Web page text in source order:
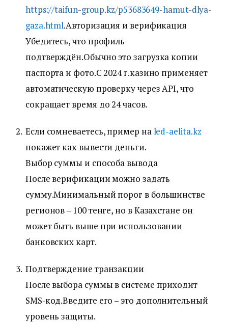
https://taifun-group.kz/p53683649-hamut-dlya-
gaza.html.Авторизация и верификация
Убедитесь, что профиль
подтверждён.Обычно это загрузка копии
паспорта и фото.С 2024 г.казино применяет
автоматическую проверку через API, что
сокращает время до 24 часов.
Если сомневаетесь, пример наled-aelita.kz
покажет как вывести деньги.
Выбор суммы и способа вывода
После верификации можно задать
сумму.Минимальный порог в большинстве
регионов – 100 тенге, но в Казахстане он
может быть выше при использовании
банковских карт.
Подтверждение транзакции
После выбора суммы в системе приходит
SMS‑код.Введите его – это дополнительный
уровень защиты.